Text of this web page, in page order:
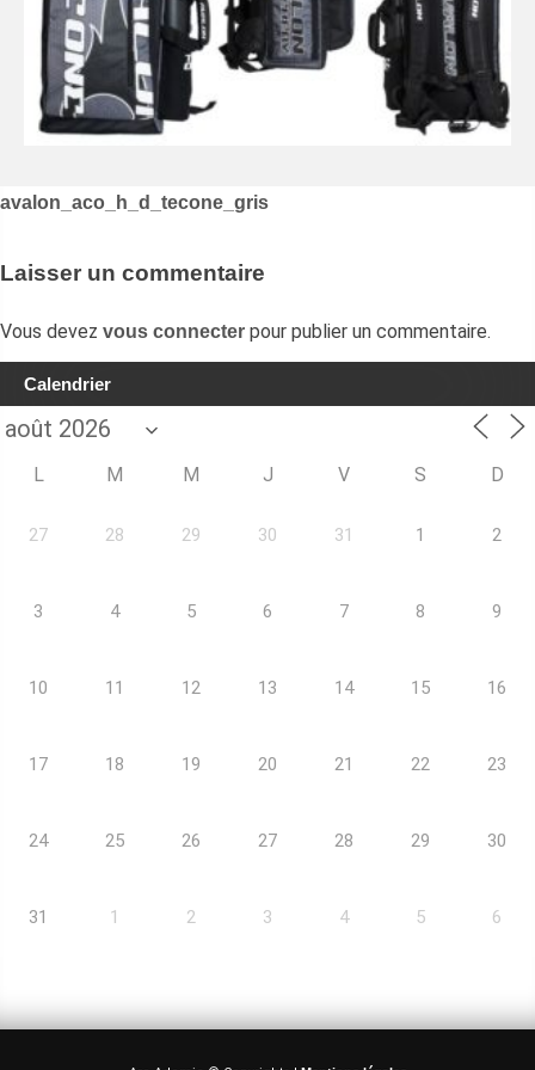
Navigation
l’article
avalon_aco_h_d_tecone_gris
Laisser un commentaire
Vous devez vous connecter pour publier un commentaire.
Calendrier
L M M J V S D
27 28 29 30 31 1 2
3 4 5 6 7 8 9
10 11 12 13 14 15 16
17 18 19 20 21 22 23
24 25 26 27 28 29 30
31 1 2 3 4 5 6